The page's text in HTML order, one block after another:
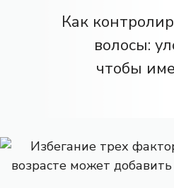
Как
волосы:
чтобы